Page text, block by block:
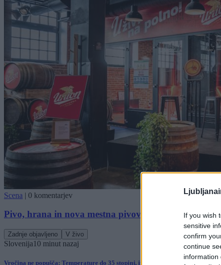
If you wish
sensitive
confirm
continue
information
Scena | 0 komentarjev
Pivo, hrana in nova mestna pivovarna
Zadnje objavljeno V živo
Slovenija10 minut nazaj
Vročina ne popušča: Temperature do 35 stopinj, izdano tudi opozorilo